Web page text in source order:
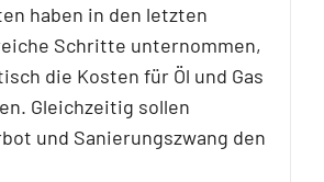
haben in den letzten
Schritte unternommen,
die Kosten für Öl und Gas
Gleichzeitig sollen
und Sanierungszwang den